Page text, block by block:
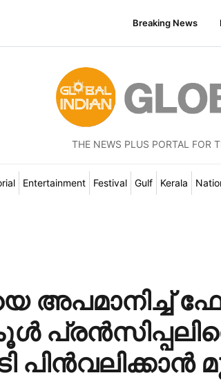
Breaking News
THE NEWS PLUS PORTAL FOR
Entertainment Festival Gulf Kerala
അപമാനിച്ച്
പിൻവലിക്കാൻ